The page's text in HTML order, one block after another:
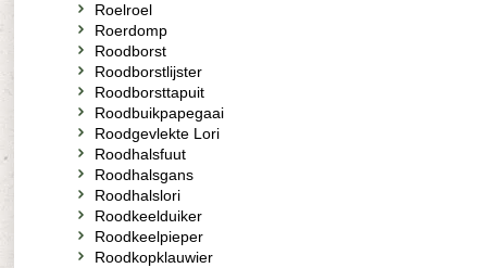
Roelroel
Roerdomp
Roodborst
Roodborstlijster
Roodborsttapuit
Roodbuikpapegaai
Roodgevlekte Lori
Roodhalsfuut
Roodhalsgans
Roodhalslori
Roodkeelduiker
Roodkeelpieper
Roodkopklauwier